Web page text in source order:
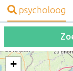
psycholoog
+